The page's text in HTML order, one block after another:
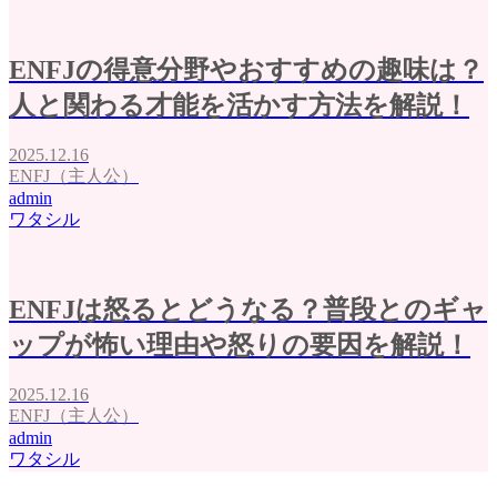
ENFJの得意分野やおすすめの趣味は？
人と関わる才能を活かす方法を解説！
2025.12.16
ENFJ（主人公）
admin
ワタシル
ENFJは怒るとどうなる？普段とのギャ
ップが怖い理由や怒りの要因を解説！
2025.12.16
ENFJ（主人公）
admin
ワタシル